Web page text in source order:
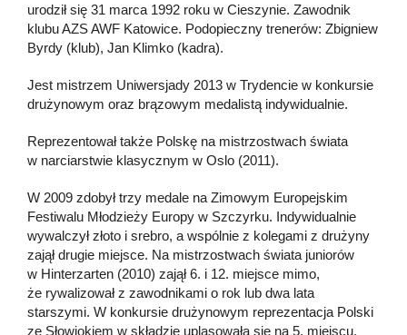
urodził się 31 marca 1992 roku w Cieszynie. Zawodnik
klubu AZS AWF Katowice. Podopieczny trenerów: Zbigniew
Byrdy (klub), Jan Klimko (kadra).
Jest mistrzem Uniwersjady 2013 w Trydencie w konkursie
drużynowym oraz brązowym medalistą indywidualnie.
Reprezentował także Polskę na mistrzostwach świata
w narciarstwie klasycznym w Oslo (2011).
W 2009 zdobył trzy medale na Zimowym Europejskim
Festiwalu Młodzieży Europy w Szczyrku. Indywidualnie
wywalczył złoto i srebro, a wspólnie z kolegami z drużyny
zajął drugie miejsce. Na mistrzostwach świata juniorów
w Hinterzarten (2010) zajął 6. i 12. miejsce mimo,
że rywalizował z zawodnikami o rok lub dwa lata
starszymi. W konkursie drużynowym reprezentacja Polski
ze Słowiokiem w składzie uplasowała się na 5. miejscu.